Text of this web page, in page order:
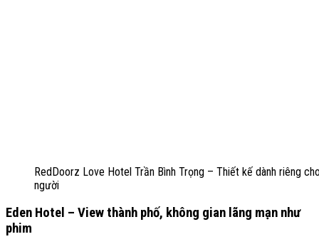
RedDoorz Love Hotel Trần Bình Trọng – Thiết kế dành riêng
người
Eden Hotel – View thành phố, không gian lãng mạn như
phim